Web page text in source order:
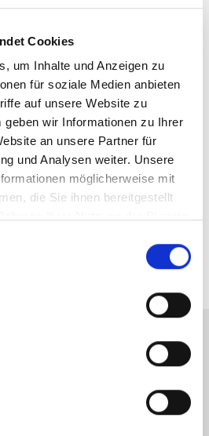
Cookies
um Inhalte und Anzeigen zu
für soziale Medien anbieten
auf unsere Website zu
geben wir Informationen zu Ihrer
an unsere Partner für
und Analysen weiter. Unsere
möglicherweise mit
die Sie ihnen bereitgestellt